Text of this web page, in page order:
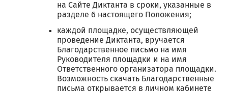
на Сайте Диктанта в сроки, указанные в
разделе 6 настоящего Положения;
каждой площадке, осуществляющей
проведение Диктанта, вручается
Благодарственное письмо на имя
Руководителя площадки и на имя
Ответственного организатора площадки.
Возможность скачать Благодарственные
письма открывается в личном кабинете